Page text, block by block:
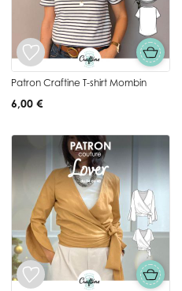
Patron Craftine T-shirt Mombin
6,00 €